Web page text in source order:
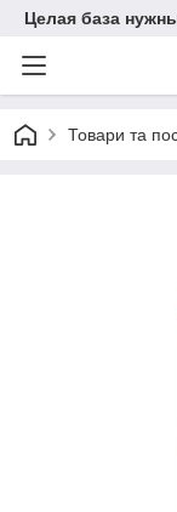
Целая база
Товари та